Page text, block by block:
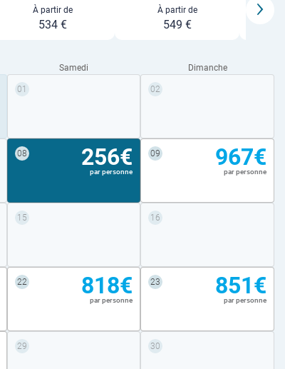
À partir de
534 €
À partir de
549 €
Samedi Dimanche
01 02
08 256€
par personne
09 967€
par personne
15 16
22 818€
par personne
23 851€
par personne
29 30